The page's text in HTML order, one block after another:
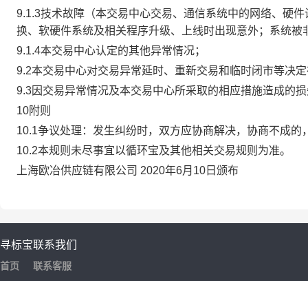
9.1.3技术故障（本交易中心交易、通信系统中的网络、硬
换、软硬件系统及相关程序升级、上线时出现意外；系统
9.1.4本交易中心认定的其他异常情况；
9.2本交易中心对交易异常延时、重新交易和临时闭市等决
9.3因交易异常情况及本交易中心所采取的相应措施造成的
10附则
10.1争议处理：发生纠纷时，双方应协商解决，协商不成
10.2本规则未尽事宜以循环宝及其他相关交易规则为准。
上海欧冶供应链有限公司 2020年6月10日颁布
寻标宝
首页
联系我们
联系客服